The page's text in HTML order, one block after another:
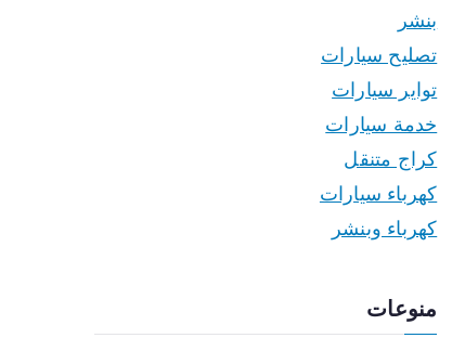
بنشر
تصليح سيارات
تواير سيارات
خدمة سيارات
كراج متنقل
كهرباء سيارات
كهرباء وبنشر
منوعات